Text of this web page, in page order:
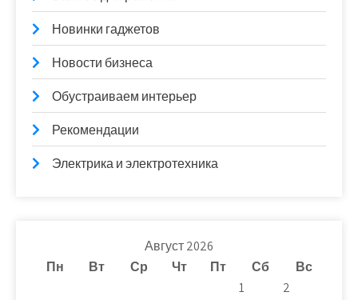
Новинки гаджетов
Новости бизнеса
Обустраиваем интерьер
Рекомендации
Электрика и электротехника
Август 2026
Пн
Вт Ср Чт Пт Сб
Вс
1
2